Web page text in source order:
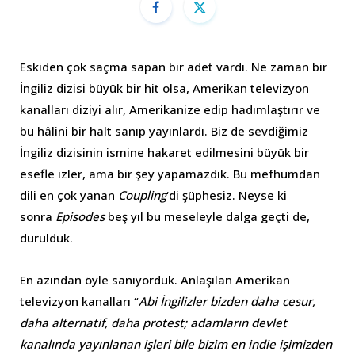
Eskiden çok saçma sapan bir adet vardı. Ne zaman bir
İngiliz dizisi büyük bir hit olsa, Amerikan televizyon
kanalları diziyi alır, Amerikanize edip hadımlaştırır ve
bu hâlini bir halt sanıp yayınlardı. Biz de sevdiğimiz
İngiliz dizisinin ismine hakaret edilmesini büyük bir
esefle izler, ama bir şey yapamazdık. Bu mefhumdan
dili en çok yanan Coupling‘di şüphesiz. Neyse ki
sonra Episodesbeş yıl bu meseleyle dalga geçti de,
durulduk.
En azından öyle sanıyorduk. Anlaşılan Amerikan
televizyon kanalları “Abi İngilizler bizden daha cesur,
daha alternatif, daha protest; adamların devlet
kanalında yayınlanan işleri bile bizim en indie işimizden